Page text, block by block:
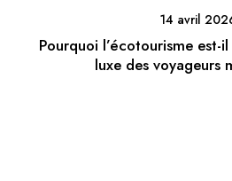
14 avril
Pourquoi l’écotourisme est-
luxe des voyageurs